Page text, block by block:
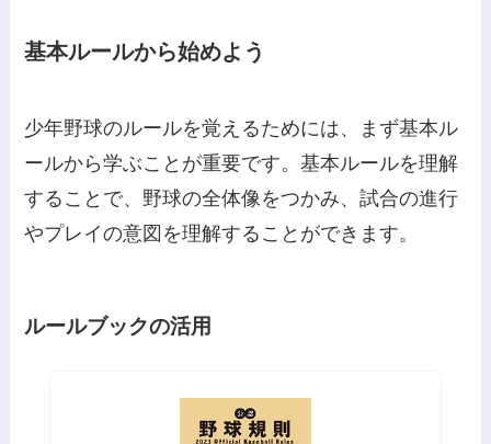
基本ルールから始めよう
少年野球のルールを覚えるためには、まず基本ル
ールから学ぶことが重要です。基本ルールを理解
することで、野球の全体像をつかみ、試合の進行
やプレイの意図を理解することができます。
ルールブックの活用